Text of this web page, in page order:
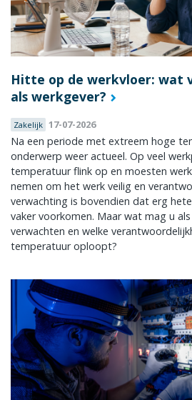
Hitte op de werkvloer: wat
als werkgever?
Zakelijk 17-07-2026
Na een periode met extreem hoge
onderwerp weer actueel. Op veel
temperatuur flink op en moesten
nemen om het werk veilig en
verwachting is bovendien dat erg
vaker voorkomen. Maar wat mag u
verwachten en welke
temperatuur oploopt?